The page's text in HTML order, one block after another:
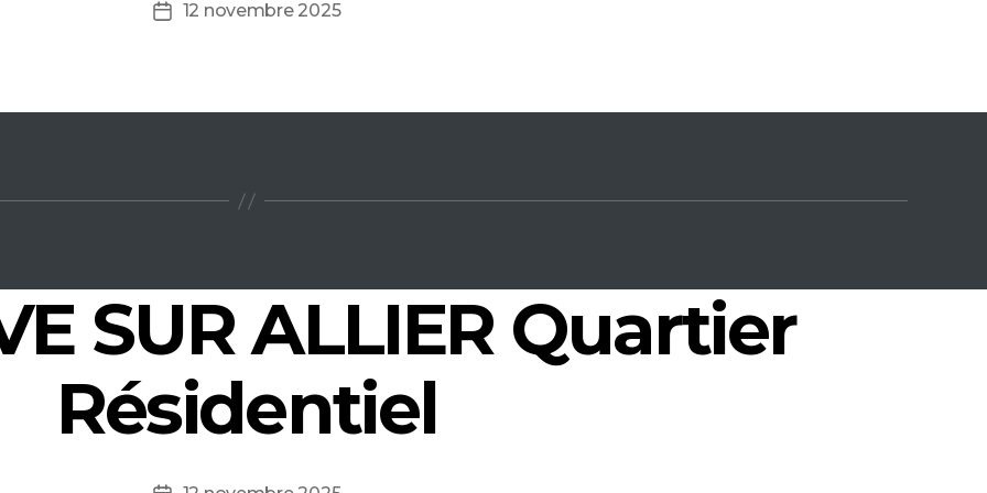
Date12 novembre 2025
SUR ALLIER Quartier
Résidentiel